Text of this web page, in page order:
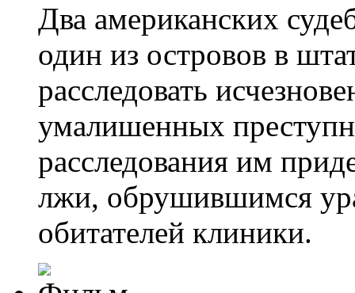
Два американских
один из островов в
расследовать
умалишенных
расследования им
лжи, обрушившимся
обитателей клиники.